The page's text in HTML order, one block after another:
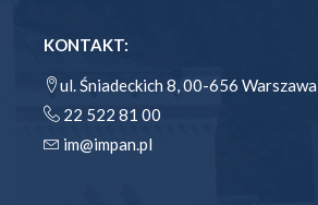
KONTAKT:
ul. Śniadeckich 8, 00-656 Warszawa
22 522 81 00
im@impan.pl